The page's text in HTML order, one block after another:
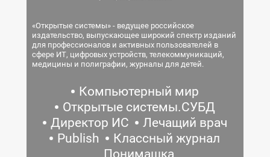
«Открытые системы» - ведущее российское
издательство, выпускающее широкий спектр изданий
для профессионалов и активных пользователей в
сфере ИТ, цифровых устройств, телекоммуникаций,
медицины и полиграфии, журналы для детей.
Компьютерный мир
Открытые системы.СУБД
Директор ИС
Лечащий врач
Publish
Классный журнал
Понимашка